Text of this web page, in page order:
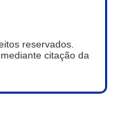
reservados.
citação da